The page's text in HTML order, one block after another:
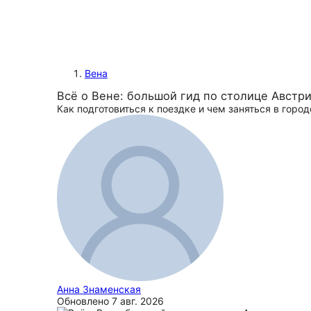
Вена
Всё о Вене: большой гид по столице
Как подготовиться к поездке и чем заняться в
Анна Знаменская
Обновлено 7 авг. 2026